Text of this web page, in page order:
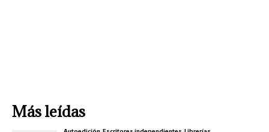
Más leídas